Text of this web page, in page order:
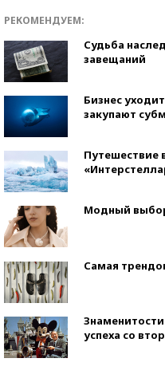
РЕКОМЕНДУЕМ:
Судьба
завещаний
Бизнес
закупают
Путешествие
Модный
Самая
успеха со